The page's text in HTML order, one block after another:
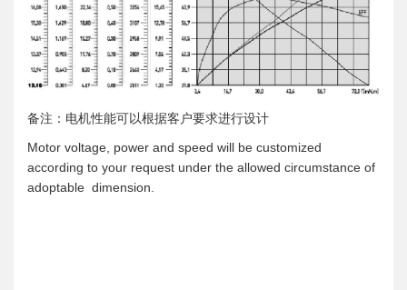
备注：电机性能可以根据客户要求进行设计
Motor voltage, power and speed will be customized
according to your request under the allowed circumstance of
adoptable dimension.